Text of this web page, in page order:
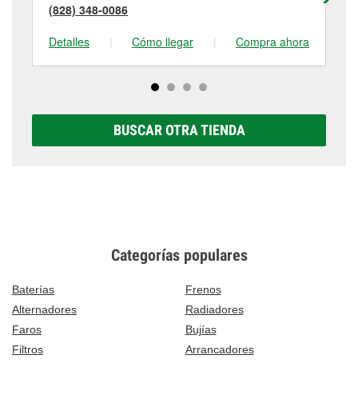
(828) 348-0086
Detalles
| Cómo llegar | Compra ahora
BUSCAR OTRA TIENDA
Categorías populares
Baterías
Frenos
Alternadores
Radiadores
Faros
Bujías
Filtros
Arrancadores